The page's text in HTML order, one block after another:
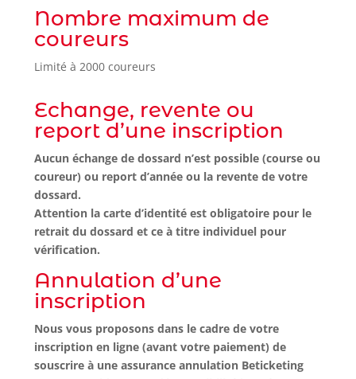
Nombre maximum de
coureurs
Limité à 2000 coureurs
Echange, revente ou
report d’une inscription
Aucun échange de dossard n’est possible (course ou
coureur) ou report d’année ou la revente de votre
dossard.
Attention la carte d’identité est obligatoire pour le
retrait du dossard et ce à titre individuel pour
vérification.
Annulation d’une
inscription
Nous vous proposons dans le cadre de votre
inscription en ligne (avant votre paiement) de
souscrire à une assurance annulation Beticketing